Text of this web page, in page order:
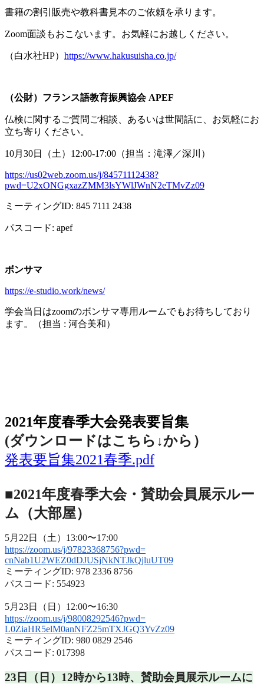
書籍の割引販売や教科書見本のご依頼を承ります。
Zoom面談もおこないます。お気軽にお越しください。
（白水社HP） https://www.hakusuisha.co.jp/
（公財）フランス語教育振興協会APEF
仏検に関するご質問ご相談、あるいは世間話に、お気軽にお
立ち寄りください。
10月 30日（土） 12:00-17:00 （担当：滝澤／深川）
https://us02web.zoom.us/j/84571112438?
pwd=U2xONGgxazZMM3lsYWlJWnN2eTMvZz09
ミーティングID: 845 7111 2438
パスコード: apef
ボンサマ
https://e-studio.work/news/
学会当日はzoomのボンサマ専用ルームでもお待ちしており
ます。（担当 : 河合美和）
2021年度春季大会発表要旨集
(ダウンロードはこちら↓から ）
発表要旨集2021春季.pdf
■2021年度春季大会・賛助会員展示ルー
ム（大部屋）
5月22日（土）13:00〜17:00
https://zoom.us/j/97823368756?pwd=
cnNab1U2WEZ0dDJUSjNkNTJkQjluUT09
ミーティングID: 978 2336 8756
パスコード: 554923
5月23日（日）12:00〜16:30
https://zoom.us/j/98008292546?pwd=
L0ZiaHR5elM0anNFZ25mTXJGQ3YvZz09
ミーティングID: 980 0829 2546
パスコード: 017398
23日（日）12時から13時、 賛助会員展示ルームに